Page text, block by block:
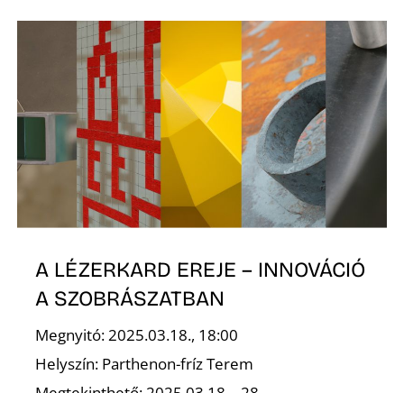
A LÉZERKARD EREJE – INNOVÁCIÓ
A SZOBRÁSZATBAN
Megnyitó: 2025.03.18., 18:00
Helyszín: Parthenon-fríz Terem